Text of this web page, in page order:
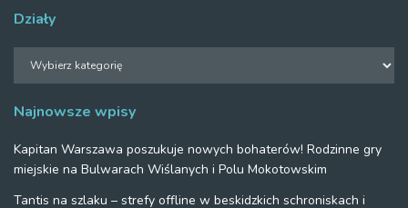
Działy
Najnowsze wpisy
Kapitan Warszawa poszukuje nowych bohaterów! Rodzinne gry
miejskie na Bulwarach Wiślanych i Polu Mokotowskim
Tantis na szlaku – strefy offline w beskidzkich schroniskach i